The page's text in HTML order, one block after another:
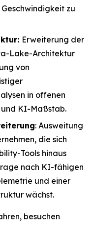
zu
Erweiterung der
Lake-Architektur
von
in offenen
und KI-Maßstab.
: Ausweitung
die sich
Tools hinaus
nach KI-fähigen
und einer
wächst.
besuchen